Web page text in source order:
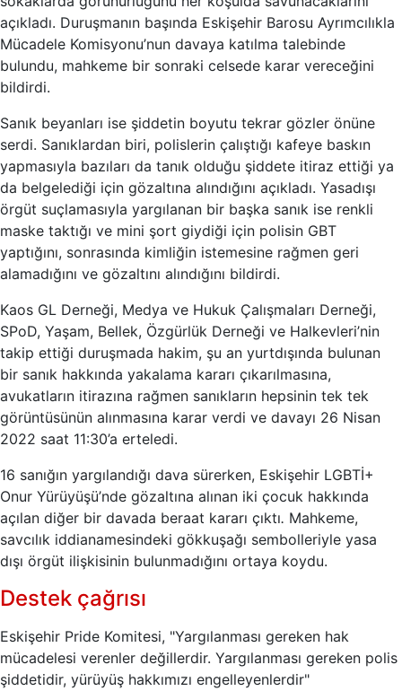
açıkladı. Duruşmanın başında Eskişehir Barosu Ayrımcılıkla
Mücadele Komisyonu’nun davaya katılma talebinde
bulundu, mahkeme bir sonraki celsede karar vereceğini
bildirdi.
Sanık beyanları ise şiddetin boyutu tekrar gözler önüne
serdi. Sanıklardan biri, polislerin çalıştığı kafeye baskın
yapmasıyla bazıları da tanık olduğu şiddete itiraz ettiği ya
da belgelediği için gözaltına alındığını açıkladı. Yasadışı
örgüt suçlamasıyla yargılanan bir başka sanık ise renkli
maske taktığı ve mini şort giydiği için polisin GBT
yaptığını, sonrasında kimliğin istemesine rağmen geri
alamadığını ve gözaltını alındığını bildirdi.
Kaos GL Derneği, Medya ve Hukuk Çalışmaları Derneği,
SPoD, Yaşam, Bellek, Özgürlük Derneği ve Halkevleri’nin
takip ettiği duruşmada hakim, şu an yurtdışında bulunan
bir sanık hakkında yakalama kararı çıkarılmasına,
avukatların itirazına rağmen sanıkların hepsinin tek tek
görüntüsünün alınmasına karar verdi ve davayı 26 Nisan
2022 saat 11:30’a erteledi.
16 sanığın yargılandığı dava sürerken, Eskişehir LGBTİ+
Onur Yürüyüşü’nde gözaltına alınan iki çocuk hakkında
açılan diğer bir davada beraat kararı çıktı. Mahkeme,
savcılık iddianamesindeki gökkuşağı sembolleriyle yasa
dışı örgüt ilişkisinin bulunmadığını ortaya koydu.
Destek çağrısı
Eskişehir Pride Komitesi, "Yargılanması gereken hak
mücadelesi verenler değillerdir. Yargılanması gereken polis
şiddetidir, yürüyüş hakkımızı engelleyenlerdir"